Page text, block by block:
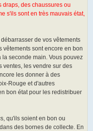
draps, des chaussures ou
s'ils sont en très mauvais état,
de vos vêtements
vêtements sont encore en bon
seconde main. Vous pouvez
ventes, les vendre sur des
les donner à des
Rouge et d'autres
bon état pour les redistribuer
qu'ils soient en bon ou
des bornes de collecte. En